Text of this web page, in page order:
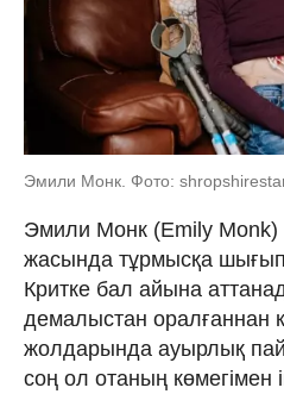
Эмили Монк. Фото:
Эмили Монк (Emily
жасында тұрмысқа шығып,
Критке бал айына
демалыстан оралғаннан
жолдарында ауырлық
соң ол отаның көмегімен